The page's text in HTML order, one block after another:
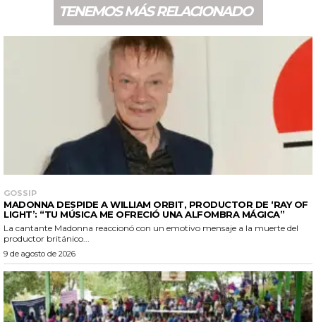
TENEMOS MÁS RELACIONADO
GOSSIP
MADONNA DESPIDE A WILLIAM ORBIT, PRODUCTOR DE ‘RAY OF
LIGHT’: “TU MÚSICA ME OFRECIÓ UNA ALFOMBRA MÁGICA”
La cantante Madonna reaccionó con un emotivo mensaje a la muerte del
productor británico...
9 de agosto de 2026